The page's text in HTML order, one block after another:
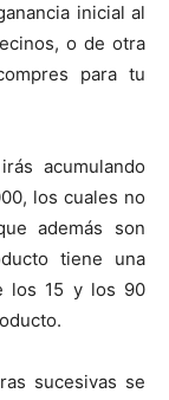
inicial al
o de otra
para tu
acumulando
los cuales no
además son
tiene una
los 15 y los 90
sucesivas se